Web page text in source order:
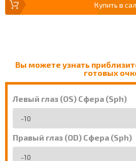
Купить в
Вы можете узнать
готовых
Левый глаз (OS) Сфера (Sph)
Правый глаз (OD) Сфера (Sph)